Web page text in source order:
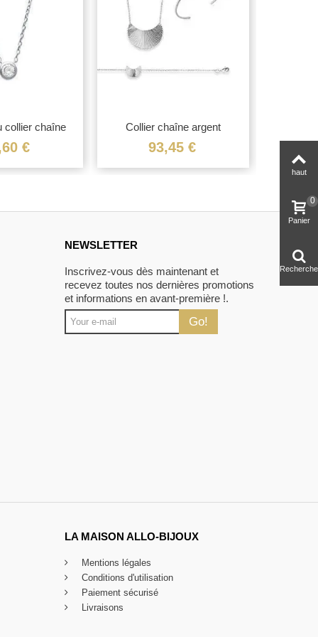
collier chaîne
€
Collier chaîne argent
rayonnant
93,45 €
NEWSLETTER
Inscrivez-vous dès maintenant et
recevez toutes nos dernières promotions
et informations en avant-première !.
Go!
LA MAISON ALLO-BIJOUX
Mentions légales
Conditions d'utilisation
Paiement sécurisé
Livraisons
haut
Panier
0